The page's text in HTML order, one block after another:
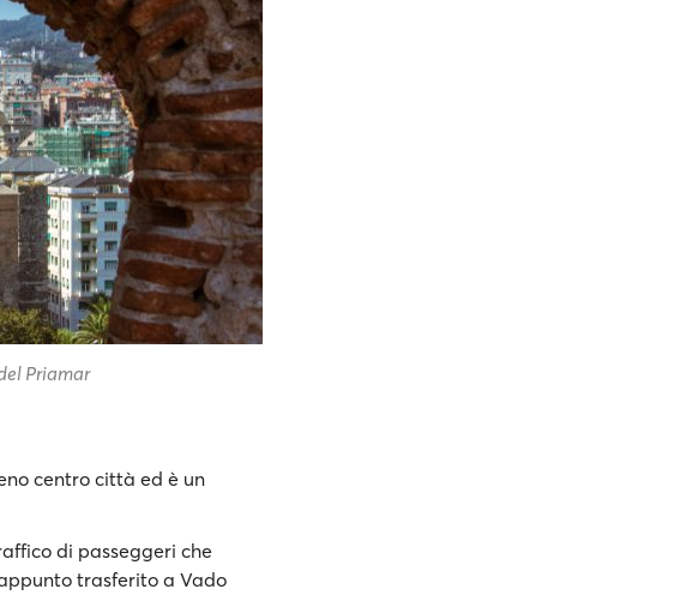
Priamar
centro città ed è un
di passeggeri che
trasferito a Vado